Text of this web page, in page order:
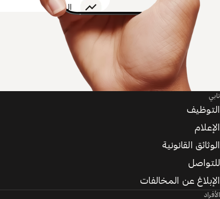
تابي
التوظيف
الإعلام
الوثائق القانونية
للتواصل
الإبلاغ عن المخالفات
الأفراد